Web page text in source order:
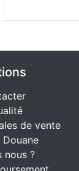
de vente
nous ?